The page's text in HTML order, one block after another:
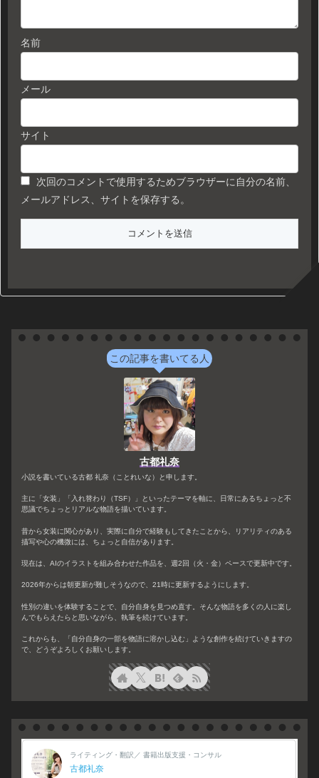
名前
メール
サイト
次回のコメントで使用するためブラウザーに自分の名前、
メールアドレス、サイトを保存する。
この記事を書いてる人
古都礼奈
小説を書いている古都 礼奈（ことれいな）と申します。
主に「女装」「入れ替わり（TSF）」といったテーマを軸に、日常にあるちょっと不
思議でちょっとリアルな物語を描いています。
昔から女装に関心があり、実際に自分で経験もしてきたことから、リアリティのある
描写や心の機微には、ちょっと自信があります。
現在は、AIのイラストを組み合わせた作品を、週2回（火・金）ペースで更新中です。
2026年からは朝更新が難しそうなので、21時に更新するようにします。
性別の違いを体験することで、自分自身を見つめ直す。そんな物語を多くの人に楽し
んでもらえたらと思いながら、執筆を続けています。
これからも、「自分自身の一部を物語に溶かし込む」ような創作を続けていきますの
で、どうぞよろしくお願いします。